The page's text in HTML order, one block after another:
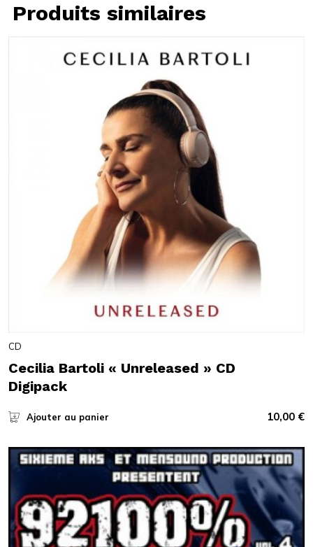
Produits similaires
CD
Cecilia Bartoli « Unreleased » CD
Digipack
Ajouter au panier 10,00 €